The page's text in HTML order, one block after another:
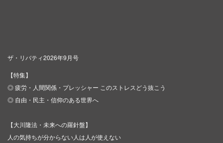
ザ・リバティ2026年9月号
【特集】
◎ 疲労・人間関係・プレッシャー このストレスどう抜こう
◎ 自由・民主・信仰のある世界へ
【大川隆法・未来への羅針盤】
人の気持ちが分からない人は人が使えない